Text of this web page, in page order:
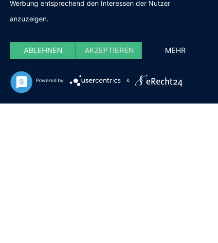
Werbung entsprechend den Interessen der Nutzer
anzuzeigen.
ABLEHNEN AKZEPTIEREN MEHR
Powered by &